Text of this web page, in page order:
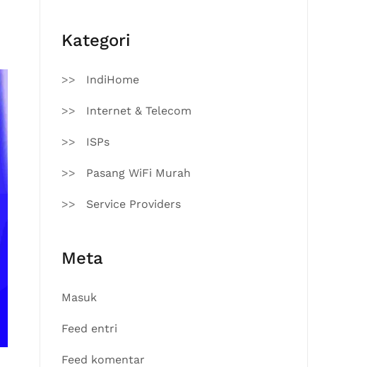
Kategori
IndiHome
Internet & Telecom
ISPs
Pasang WiFi Murah
Service Providers
Meta
Masuk
Feed entri
Feed komentar